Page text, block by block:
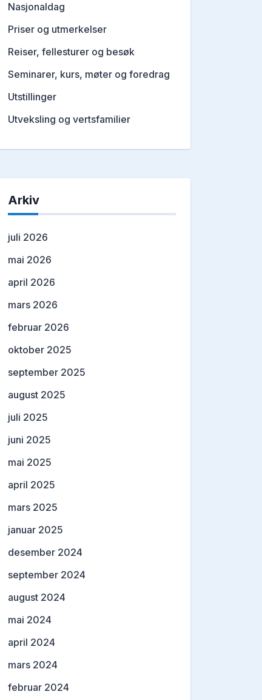
Nasjonaldag
Priser og utmerkelser
Reiser, fellesturer og besøk
Seminarer, kurs, møter og foredrag
Utstillinger
Utveksling og vertsfamilier
Arkiv
juli 2026
mai 2026
april 2026
mars 2026
februar 2026
oktober 2025
september 2025
august 2025
juli 2025
juni 2025
mai 2025
april 2025
mars 2025
januar 2025
desember 2024
september 2024
august 2024
mai 2024
april 2024
mars 2024
februar 2024